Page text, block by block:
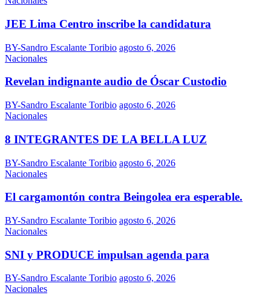
JEE Lima Centro inscribe la candidatura
BY-Sandro Escalante Toribio agosto 6, 2026
Nacionales
Revelan indignante audio de Óscar Custodio
BY-Sandro Escalante Toribio agosto 6, 2026
Nacionales
8 INTEGRANTES DE LA BELLA LUZ
BY-Sandro Escalante Toribio agosto 6, 2026
Nacionales
El cargamontón contra Beingolea era esperable.
BY-Sandro Escalante Toribio agosto 6, 2026
Nacionales
SNI y PRODUCE impulsan agenda para
BY-Sandro Escalante Toribio agosto 6, 2026
Nacionales